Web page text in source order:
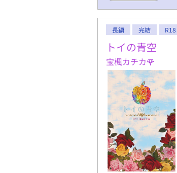
長編 完結 R18
トイの青空
宝楓カチカ🌹